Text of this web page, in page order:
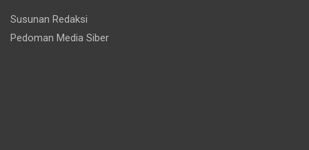
Susunan Redaksi
Pedoman Media Siber